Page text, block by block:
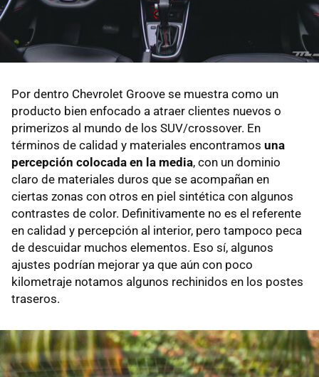
Por dentro Chevrolet Groove se muestra como un
producto bien enfocado a atraer clientes nuevos o
primerizos al mundo de los SUV/crossover. En
términos de calidad y materiales encontramos una
percepción colocada en la media, con un dominio
claro de materiales duros que se acompañan en
ciertas zonas con otros en piel sintética con algunos
contrastes de color. Definitivamente no es el referente
en calidad y percepción al interior, pero tampoco peca
de descuidar muchos elementos. Eso sí, algunos
ajustes podrían mejorar ya que aún con poco
kilometraje notamos algunos rechinidos en los postes
traseros.